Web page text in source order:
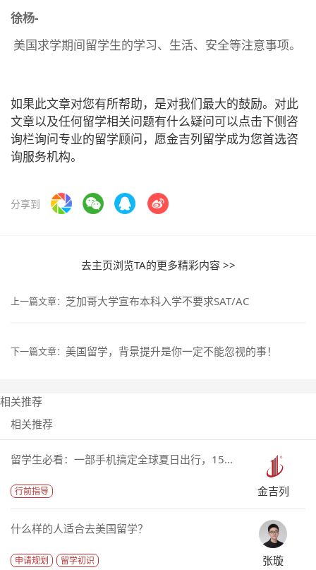
徐杨-
美国求学期间留学生的学习、生活、安全等注意事项。
如果此文章对您有所帮助，是对我们最大的鼓励。对此
文章以及任何留学相关问题有什么疑问可以点击下侧咨
询栏询问专业的留学顾问，愿金吉列留学成为您首选咨
询服务机构。
分享到
去主页浏览TA的更多精彩内容 >>
上一篇文章： 芝加哥大学宣布本科入学不要求SAT/AC
下一篇文章： 美国留学，背景提升是你一定不能忽视的事！
相关推荐
相关推荐
留学生必看：一部手机搞定全球夏日出行，15...
行前指导 金吉列
什么样的人适合去美国留学？
申请规划 留学初识 张璇